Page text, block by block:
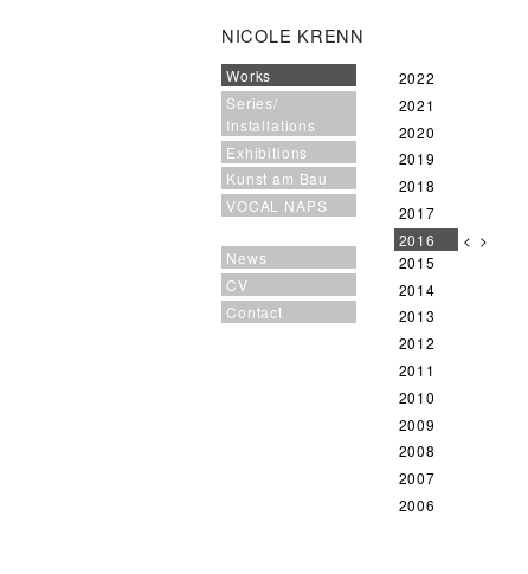
NICOLE KRENN
Works
Series/
Installations
Exhibitions
Kunst am Bau
VOCAL NAPS
News
CV
Contact
2022
2021
2020
2019
2018
2017
2016
< >
2015
2014
2013
2012
2011
2010
2009
2008
2007
2006